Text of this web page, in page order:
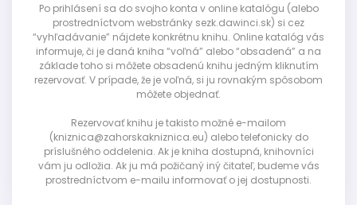
Po prihlásení sa do svojho konta v online katalógu (alebo
prostredníctvom webstránky sezk.dawinci.sk) si cez
“vyhľadávanie” nájdete konkrétnu knihu. Online katalóg vás
informuje, či je daná kniha “voľná” alebo “obsadená” a na
základe toho si môžete obsadenú knihu jedným kliknutím
rezervovať. V prípade, že je voľná, si ju rovnakým spôsobom
môžete objednať.
Rezervovať knihu je takisto možné e-mailom
(kniznica@zahorskakniznica.eu) alebo telefonicky do
príslušného oddelenia. Ak je kniha dostupná, knihovníci
vám ju odložia. Ak ju má požičaný iný čitateľ, budeme vás
prostredníctvom e-mailu informovať o jej dostupnosti.